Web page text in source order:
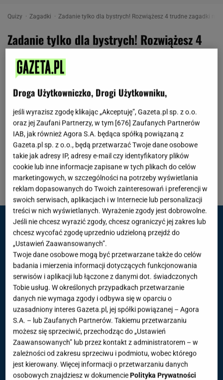
Quizy Zagadki Zadanie tylko dla bystrych! Rozwiążesz 4 trudne zagadki na
Zadanie tylko dla bystrych! Rozwiążesz 4
trudne zagadki na spostrzegawczość?
29 maja 2019, 11:41
Przyjrzyj się dokładnie obrazkom i spróbuj
rozwiązać zagadki. Jak szybko udzielisz
odpowiedzi?
Droga Użytkowniczko, Drogi Użytkowniku,
jeśli wyrazisz zgodę klikając „Akceptuję”, Gazeta.pl sp. z o.o.
oraz jej Zaufani Partnerzy, w tym [676] Zaufanych Partnerów
IAB, jak również Agora S.A. będąca spółką powiązaną z
Gazeta.pl sp. z o.o., będą przetwarzać Twoje dane osobowe
takie jak adresy IP, adresy e-mail czy identyfikatory plików
cookie lub inne informacje zapisane w tych plikach do celów
marketingowych, w szczególności na potrzeby wyświetlania
reklam dopasowanych do Twoich zainteresowań i preferencji w
swoich serwisach, aplikacjach i w Internecie lub personalizacji
treści w nich wyświetlanych. Wyrażenie zgody jest dobrowolne.
Jeśli nie chcesz wyrazić zgody, chcesz ograniczyć jej zakres lub
chcesz wycofać zgodę uprzednio udzieloną przejdź do
„Ustawień Zaawansowanych”.
Twoje dane osobowe mogą być przetwarzane także do celów
badania i mierzenia informacji dotyczących funkcjonowania
serwisów i aplikacji lub łączone z danymi dot. świadczonych
Tobie usług. W określonych przypadkach przetwarzanie
danych nie wymaga zgody i odbywa się w oparciu o
uzasadniony interes Gazeta.pl, jej spółki powiązanej – Agora
S.A. – lub Zaufanych Partnerów. Takiemu przetwarzaniu
możesz się sprzeciwić, przechodząc do „Ustawień
Zaawansowanych” lub przez kontakt z administratorem – w
zależności od zakresu sprzeciwu i podmiotu, wobec którego
jest kierowany. Więcej informacji o przetwarzaniu danych
osobowych znajdziesz w dokumencie Polityka Prywatności